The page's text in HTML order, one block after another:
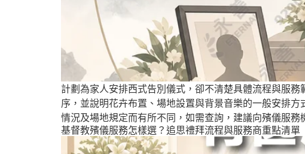
計劃為家人安排西式告別儀式，卻不清楚具體流程與服
序，並說明花卉布置、場地設置與背景音樂的一般安排
情況及場地規定而有所不同，如需查詢，建議向殯儀服務
基督教殯儀服務怎樣選？追思禮拜流程與服務商重點清單